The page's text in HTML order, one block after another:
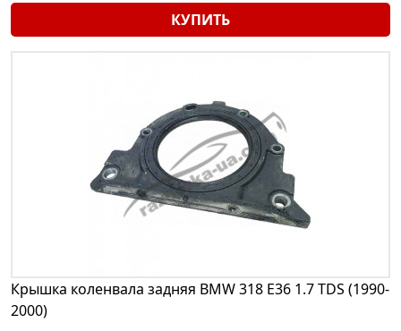
КУПИТЬ
Крышка коленвала задняя BMW 318 E36 1.7 TDS (1990-
2000)